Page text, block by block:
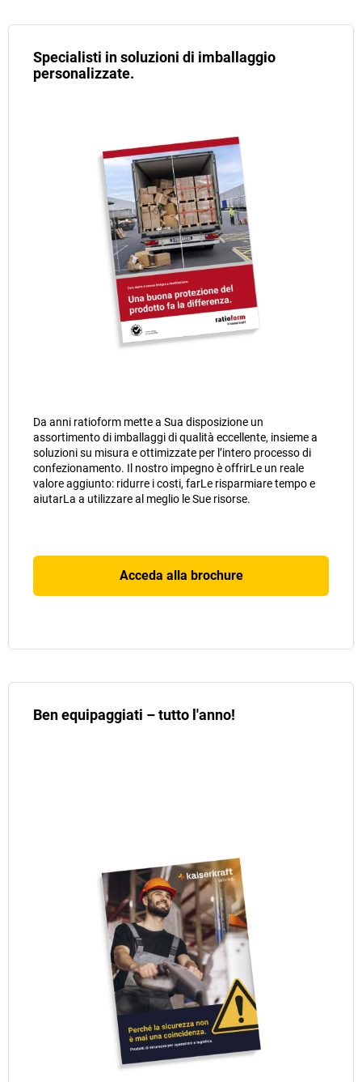
Specialisti in soluzioni di imballaggio
personalizzate.
Da anni ratioform mette a Sua disposizione un
assortimento di imballaggi di qualità eccellente, insieme a
soluzioni su misura e ottimizzate per l’intero processo di
confezionamento. Il nostro impegno è offrirLe un reale
valore aggiunto: ridurre i costi, farLe risparmiare tempo e
aiutarLa a utilizzare al meglio le Sue risorse.
Acceda alla brochure
Ben equipaggiati – tutto l'anno!